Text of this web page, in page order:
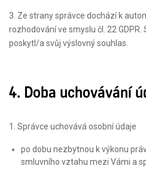
3. Ze strany správce dochází k
rozhodování ve smyslu čl. 22
poskytl/a svůj výslovný souhlas.
4. Doba uchovávání
1. Správce uchovává osobní údaje
po dobu nezbytnou k výkonu
smluvního vztahu mezi Vámi a